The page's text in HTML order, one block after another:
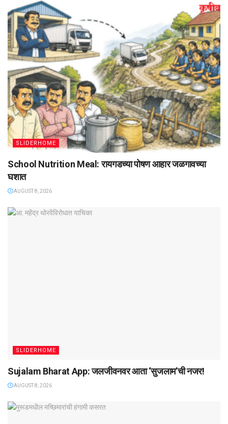
SLIDERHOME
School Nutrition Meal: रायगडच्या पोषण आहार जळगावच्या
घशात
AUGUST 8, 2026
SLIDERHOME
Sujalam Bharat App: जलजीवनवर आता ‌‘सुजलाम‌’ची नजर!
AUGUST 8, 2026